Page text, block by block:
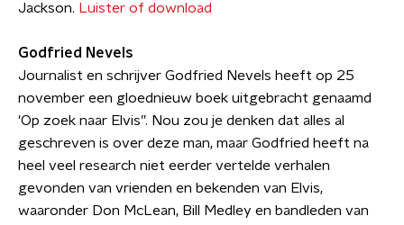
Jackson. Luister of download
Godfried Nevels
Journalist en schrijver Godfried Nevels heeft op 25
november een gloednieuw boek uitgebracht genaamd
'Op zoek naar Elvis”. Nou zou je denken dat alles al
geschreven is over deze man, maar Godfried heeft na
heel veel research niet eerder vertelde verhalen
gevonden van vrienden en bekenden van Elvis,
waaronder Don McLean, Bill Medley en bandleden van